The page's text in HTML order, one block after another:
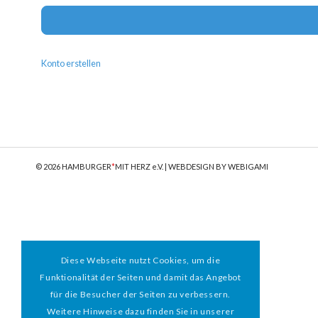
Konto erstellen
© 2026 HAMBURGER*MIT HERZ e.V. | WEBDESIGN BY WEBIGAMI
Diese Webseite nutzt Cookies, um die
Funktionalität der Seiten und damit das Angebot
für die Besucher der Seiten zu verbessern.
Weitere Hinweise dazu finden Sie in unserer